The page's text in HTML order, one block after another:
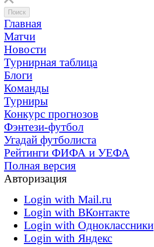
Главная
Матчи
Новости
Турнирная таблица
Блоги
Команды
Турниры
Конкурс прогнозов
Фэнтези-футбол
Угадай футболиста
Рейтинги ФИФА и УЕФА
Полная версия
Авторизация
Login with Mail.ru
Login with ВКонтакте
Login with Одноклассники
Login with Яндекс